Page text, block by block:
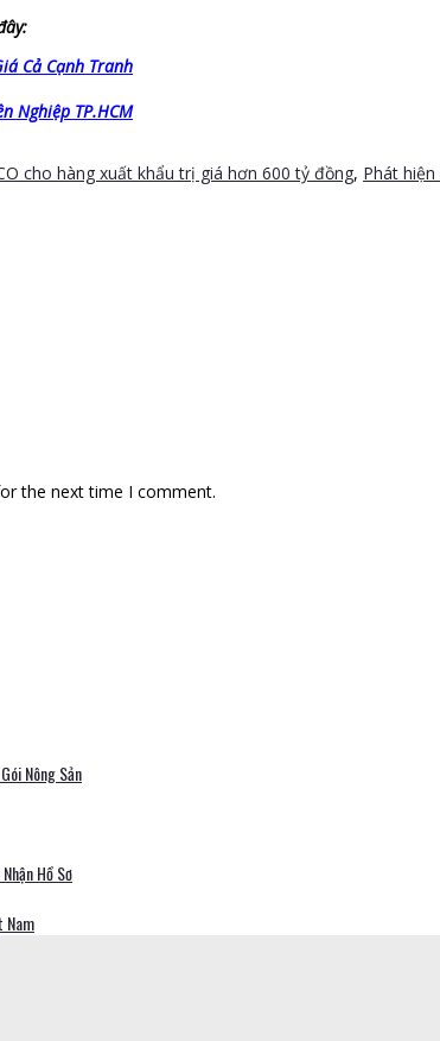
Cả Cạnh Tranh
Nghiệp TP.HCM
cho hàng xuất khẩu trị giá hơn 600 tỷ đồng, Phát
the next time I comment.
Nông Sản
Hồ Sơ
Nam